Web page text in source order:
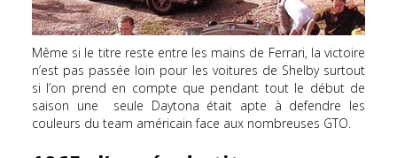
Même si le titre reste entre les mains de Ferrari, la victoire
n’est pas passée loin pour les voitures de Shelby surtout
si l’on prend en compte que pendant tout le début de
saison une seule Daytona était apte à defendre les
couleurs du team américain face aux nombreuses GTO.